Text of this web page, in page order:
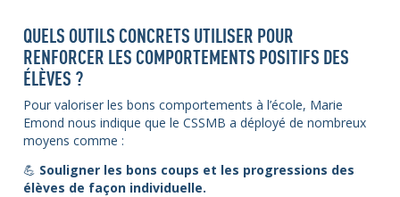
QUELS OUTILS CONCRETS UTILISER POUR
RENFORCER LES COMPORTEMENTS POSITIFS DES
ÉLÈVES ?
Pour valoriser les bons comportements à l’école, Marie
Emond nous indique que le CSSMB a déployé de nombreux
moyens comme :
💪 Souligner les bons coups et les progressions des
élèves de façon individuelle.